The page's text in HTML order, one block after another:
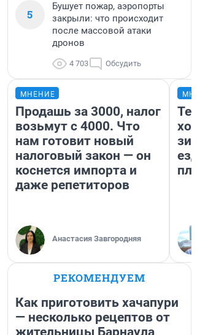
5
Бушует пожар, аэропорты
закрыли: что происходит
после массовой атаки
дронов
4 703 Обсудить
МНЕНИЕ
Продашь за 3000, налог
возьмут с 4000. Что
нам готовит новый
налоговый закон — он
коснется импорта и
даже репетиторов
Анастасия Завгородняя
ездит
РЕКОМЕНДУЕМ
Как приготовить хачапури
— несколько рецептов от
жительницы Барнаула